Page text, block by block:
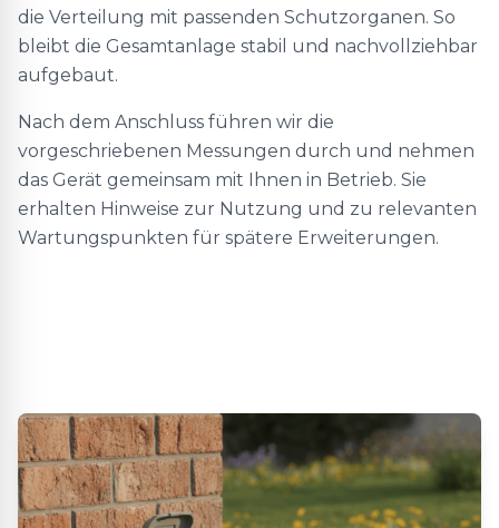
die Verteilung mit passenden Schutzorganen. So
bleibt die Gesamtanlage stabil und nachvollziehbar
aufgebaut.
Nach dem Anschluss führen wir die
vorgeschriebenen Messungen durch und nehmen
das Gerät gemeinsam mit Ihnen in Betrieb. Sie
erhalten Hinweise zur Nutzung und zu relevanten
Wartungspunkten für spätere Erweiterungen.